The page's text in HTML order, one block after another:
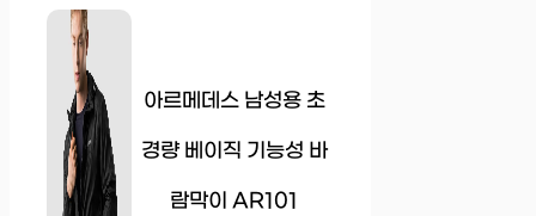
아르메데스 남성용 초
경량 베이직 기능성 바
람막이 AR101